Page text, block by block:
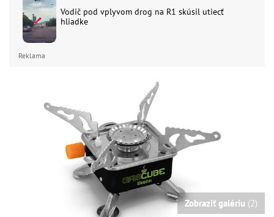
Vodič pod vplyvom drog na R1 skúsil utiecť
hliadke
Reklama
Zobraziť galériu (2)